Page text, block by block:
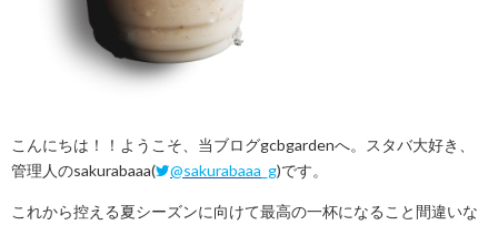
こんにちは！！ようこそ、当ブログgcbgardenへ。スタバ大好き、
管理人のsakurabaaa(
@sakurabaaa_g)です。
これから控える夏シーズンに向けて最高の一杯になること間違いな